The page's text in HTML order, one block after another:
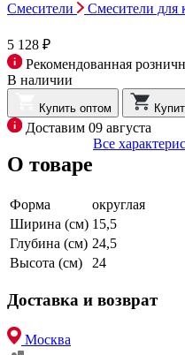
Смесители Смесители
5 128 ₽
Рекомендованная
В наличии
Купить оптом
Доставим 09 августа
О товаре
Все
Форма
округлая
Ширина (см) 15,5
Глубина (см) 24,5
Высота (см)
24
Доставка и возврат
Москва